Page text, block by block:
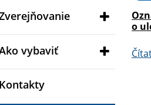
vybaviť
Kontakty
o